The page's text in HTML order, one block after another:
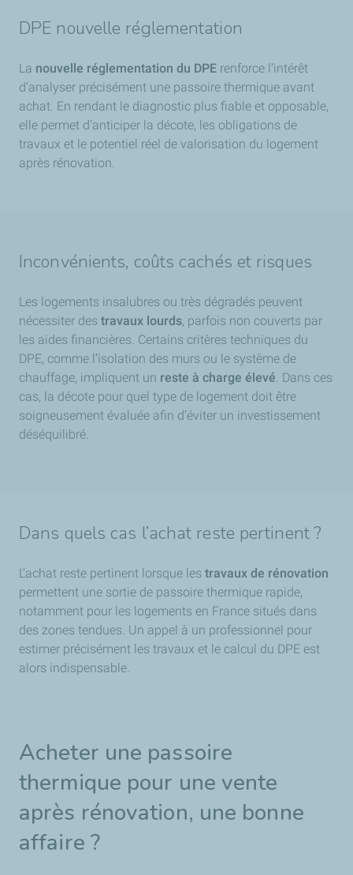
DPE nouvelle réglementation
La nouvelle réglementation du DPE renforce l’intérêt
d’analyser précisément une passoire thermique avant
achat. En rendant le diagnostic plus fiable et opposable,
elle permet d’anticiper la décote, les obligations de
travaux et le potentiel réel de valorisation du logement
après rénovation.
Inconvénients, coûts cachés et risques
Les logements insalubres ou très dégradés peuvent
nécessiter des travaux lourds, parfois non couverts par
les aides financières. Certains critères techniques du
DPE, comme l’isolation des murs ou le système de
chauffage, impliquent un reste à charge élevé . Dans ces
cas, la décote pour quel type de logement doit être
soigneusement évaluée afin d’éviter un investissement
déséquilibré.
Dans quels cas l’achat reste pertinent ?
L’achat reste pertinent lorsque les travaux de rénovation
permettent une sortie de passoire thermique rapide,
notamment pour les logements en France situés dans
des zones tendues. Un appel à un professionnel pour
estimer précisément les travaux et le calcul du DPE est
alors indispensable.
Acheter une passoire
thermique pour une vente
après rénovation, une bonne
affaire ?